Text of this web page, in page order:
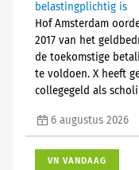
belastingplichtig is
Hof Amsterdam
2017 van het
de toekomstige
te voldoen. X heeft
collegegeld als
6 augustus 2026
VN VANDAAG